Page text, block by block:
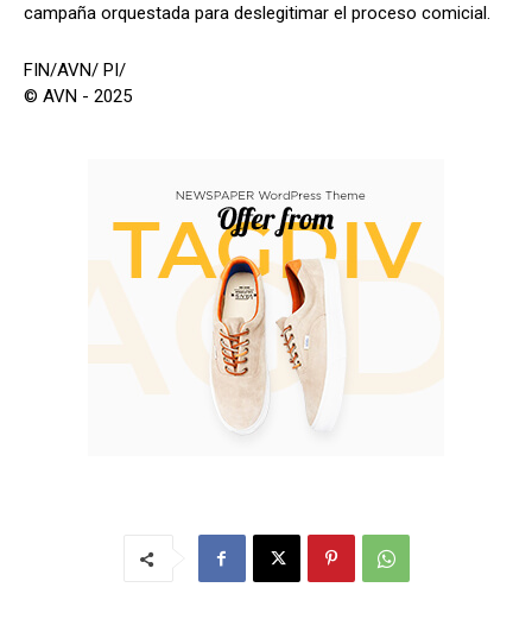
campaña orquestada para deslegitimar el proceso comicial.
FIN/AVN/ PI/
© AVN - 2025